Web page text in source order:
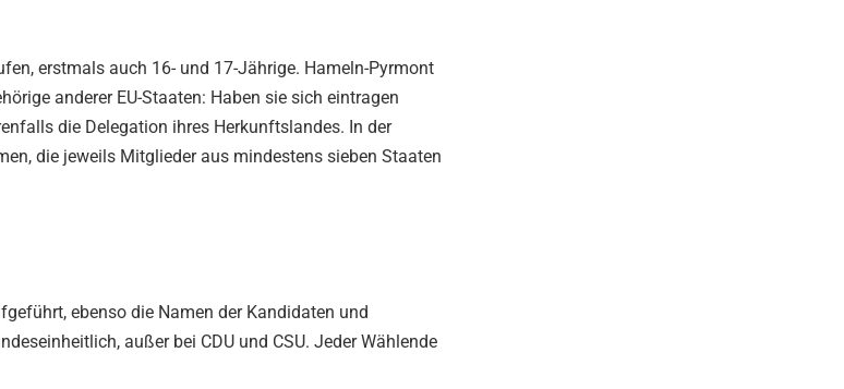
erstmals auch 16- und 17-Jährige. Hameln-Pyrmont
anderer EU-Staaten: Haben sie sich eintragen
die Delegation ihres Herkunftslandes. In der
die jeweils Mitglieder aus mindestens sieben Staaten
ebenso die Namen der Kandidaten und
außer bei CDU und CSU. Jeder Wählende